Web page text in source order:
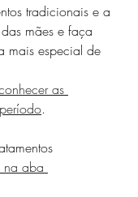
tradicionais e a
mães e faça
mais especial de
as
.
na aba